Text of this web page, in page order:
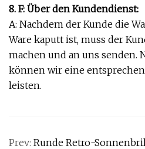
8. F: Über den Kundendienst:
A: Nachdem der Kunde die
Ware kaputt ist, muss der
machen und an uns senden.
können wir eine
leisten.
Prev: Runde Retro-